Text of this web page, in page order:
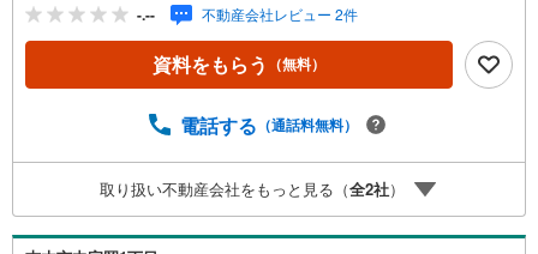
-.-- 不動産会社レビュー 2件
資料をもらう （無料）
電話する （通話料無料）
取り扱い不動産会社をもっと見る（全2社）